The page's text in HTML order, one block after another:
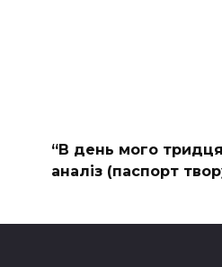
“В день мого
аналіз (паспорт